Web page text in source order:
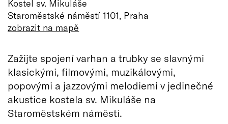
Kostel sv. Mikuláše
Staroměstské náměstí 1101, Praha
zobrazit na mapě
Zažijte spojení varhan a trubky se slavnými
klasickými, filmovými, muzikálovými,
popovými a jazzovými melodiemi v jedinečné
akustice kostela sv. Mikuláše na
Staroměstském náměstí.